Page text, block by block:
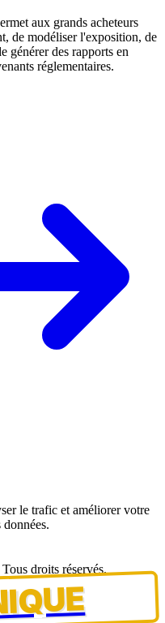
aux grands acheteurs
de modéliser l'exposition, de
générer des rapports en
réglementaires.
le trafic et améliorer votre
droits réservés.